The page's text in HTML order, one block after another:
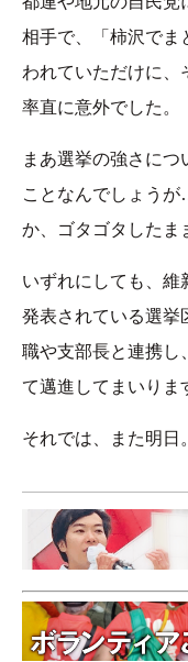
相手で、「柿沢でま
われていただけに、
率直に意外でした。
まあ選挙の強さにつ
ことなんでしょう
か、ゴタゴタしたま
いずれにしても、維
発表されている選挙
職や支部長と連携し
て邁進してまいりま
それでは、また明日。